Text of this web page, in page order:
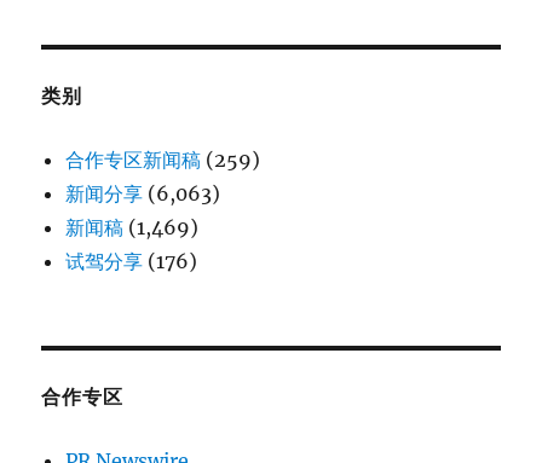
类别
合作专区新闻稿 (259)
新闻分享 (6,063)
新闻稿 (1,469)
试驾分享 (176)
合作专区